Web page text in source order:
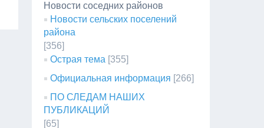
Новости соседних районов
Новости сельских поселений
района
[356]
Острая тема [355]
Официальная информация [266]
ПО СЛЕДАМ НАШИХ
ПУБЛИКАЦИЙ
[65]